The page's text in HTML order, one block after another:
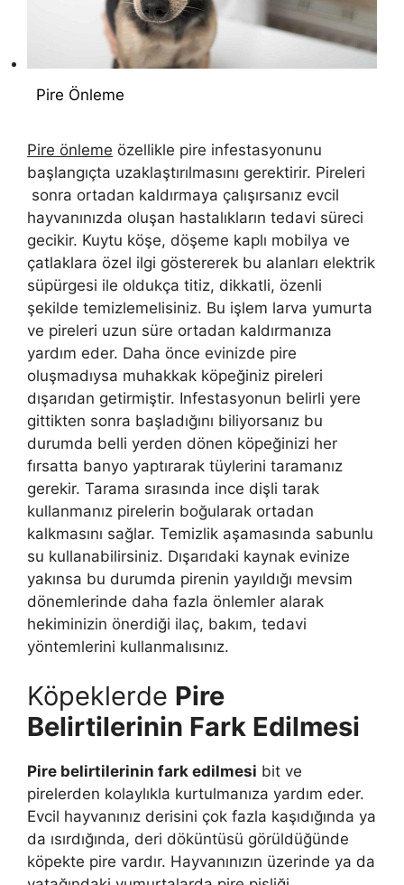
Pire Önleme
Pire önleme özellikle pire infestasyonunu
başlangıçta uzaklaştırılmasını gerektirir. Pireleri
sonra ortadan kaldırmaya çalışırsanız evcil
hayvanınızda oluşan hastalıkların tedavi süreci
gecikir. Kuytu köşe, döşeme kaplı mobilya ve
çatlaklara özel ilgi göstererek bu alanları elektrik
süpürgesi ile oldukça titiz, dikkatli, özenli
şekilde temizlemelisiniz. Bu işlem larva yumurta
ve pireleri uzun süre ortadan kaldırmanıza
yardım eder. Daha önce evinizde pire
oluşmadıysa muhakkak köpeğiniz pireleri
dışarıdan getirmiştir. Infestasyonun belirli yere
gittikten sonra başladığını biliyorsanız bu
durumda belli yerden dönen köpeğinizi her
fırsatta banyo yaptırarak tüylerini taramanız
gerekir. Tarama sırasında ince dişli tarak
kullanmanız pirelerin boğularak ortadan
kalkmasını sağlar. Temizlik aşamasında sabunlu
su kullanabilirsiniz. Dışarıdaki kaynak evinize
yakınsa bu durumda pirenin yayıldığı mevsim
dönemlerinde daha fazla önlemler alarak
hekiminizin önerdiği ilaç, bakım, tedavi
yöntemlerini kullanmalısınız.
Köpeklerde Pire
Belirtilerinin Fark Edilmesi
Pire belirtilerinin fark edilmesi bit ve
pirelerden kolaylıkla kurtulmanıza yardım eder.
Evcil hayvanınız derisini çok fazla kaşıdığında ya
da ısırdığında, deri döküntüsü görüldüğünde
köpekte pire vardır. Hayvanınızın üzerinde ya da